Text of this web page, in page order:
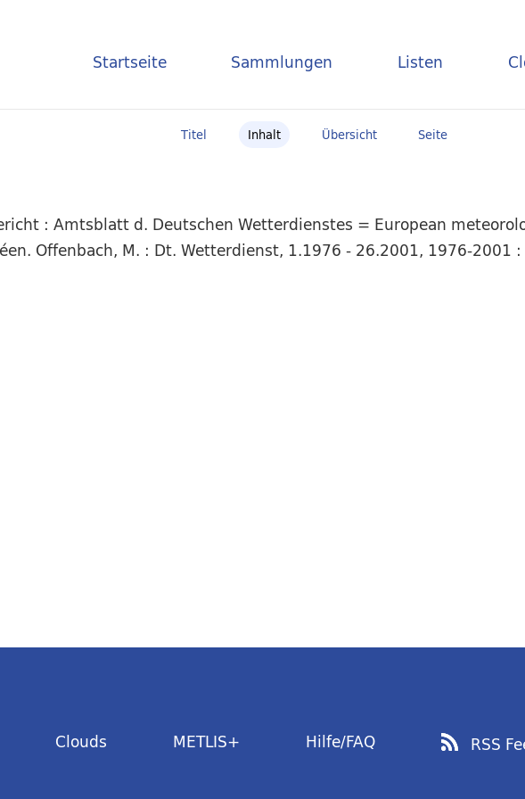
Startseite Sammlungen Listen
Titel Inhalt Übersicht Seite
: Amtsblatt d. Deutschen Wetterdienstes = European
Offenbach, M. : Dt. Wetterdienst, 1.1976 - 26.2001, 1976-2001
Clouds METLIS+ Hilfe/FAQ RSS